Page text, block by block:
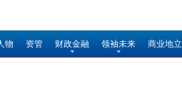
物 资管 财政金融 领袖未来 商业地立